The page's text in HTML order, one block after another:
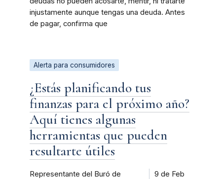
injustamente aunque tengas una deuda. Antes
de pagar, confirma que
Alerta para consumidores
¿Estás planificando tus
finanzas para el próximo año?
Aquí tienes algunas
herramientas que pueden
resultarte útiles
Representante del Buró de
9 de Feb